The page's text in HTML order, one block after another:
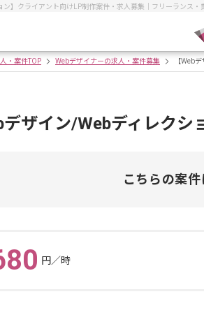
ン】クライアント向けLP制作案件・求人募集｜フリーランス
・案件TOP Webデザイナーの求人・案件募集 【Web
デザイン/Webディレク
こちらの案
円／時